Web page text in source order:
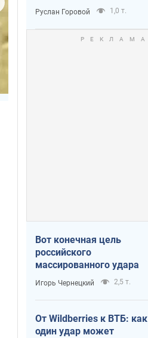
Руслан Горовой 1,0 т.
Вот конечная цель
российского
массированного удара
Игорь Чернецкий 2,5 т.
От Wildberries к ВТБ: как
один удар может